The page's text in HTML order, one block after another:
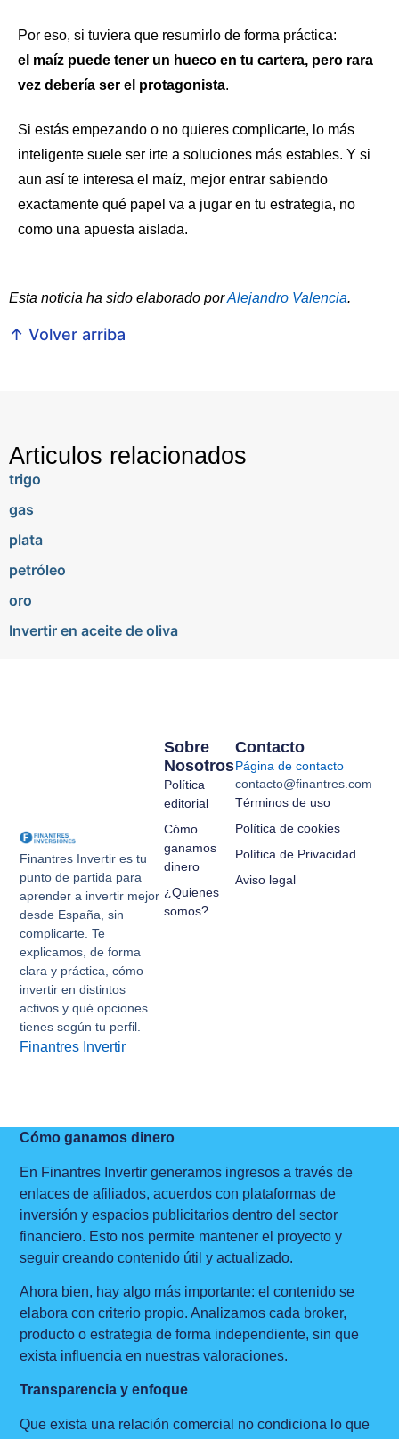
Por eso, si tuviera que resumirlo de forma práctica:
el maíz puede tener un hueco en tu cartera, pero rara
vez debería ser el protagonista.
Si estás empezando o no quieres complicarte, lo más
inteligente suele ser irte a soluciones más estables. Y si
aun así te interesa el maíz, mejor entrar sabiendo
exactamente qué papel va a jugar en tu estrategia, no
como una apuesta aislada.
Esta noticia ha sido elaborado porAlejandro Valencia.
↑ Volver arriba
Articulos relacionados
trigo
gas
plata
petróleo
oro
Invertir en aceite de oliva
Finantres Invertir es tu
punto de partida para
aprender a invertir mejor
desde España, sin
complicarte. Te
explicamos, de forma
clara y práctica, cómo
invertir en distintos
activos y qué opciones
tienes según tu perfil.
Finantres Invertir
Sobre
Nosotros
Política
editorial
Cómo
ganamos
dinero
¿Quienes
somos?
Contacto
Página de contacto
contacto@finantres.com
Términos de uso
Política de cookies
Política de Privacidad
Aviso legal
Cómo ganamos dinero
En Finantres Invertir generamos ingresos a través de
enlaces de afiliados, acuerdos con plataformas de
inversión y espacios publicitarios dentro del sector
financiero. Esto nos permite mantener el proyecto y
seguir creando contenido útil y actualizado.
Ahora bien, hay algo más importante: el contenido se
elabora con criterio propio. Analizamos cada broker,
producto o estrategia de forma independiente, sin que
exista influencia en nuestras valoraciones.
Transparencia y enfoque
Que exista una relación comercial no condiciona lo que